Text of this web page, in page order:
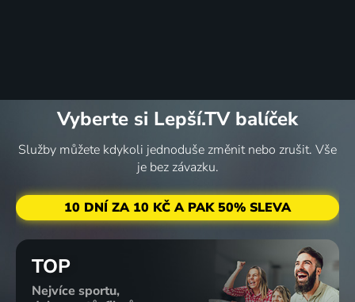
Vyberte si Lepší.TV balíček
Služby můžete kdykoli jednoduše změnit nebo zrušit. Vše
je bez závazku.
10 DNÍ ZA 10 KČ A PAK 50% SLEVA
TOP
Nejvíce sportu,